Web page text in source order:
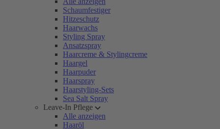
Schaumfestiger
Hitzeschutz
Haarwachs
Styling Spray
Ansatzspray
Haarcreme & Stylingcreme
Haargel
Haarpuder
Haarspray
Haarstyling-Sets
Sea Salt Spray
Leave-In Pflege
Alle anzeigen
Haaröl